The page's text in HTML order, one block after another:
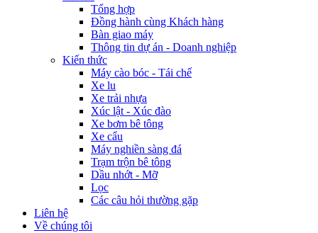
Tổng hợp
Đồng hành cùng Khách hàng
Bàn giao máy
Thông tin dự án - Doanh nghiệp
Kiến thức
Máy cào bóc - Tái chế
Xe lu
Xe trải nhựa
Xúc lật - Xúc đào
Xe bơm bê tông
Xe cẩu
Máy nghiền sàng đá
Trạm trộn bê tông
Dầu nhớt - Mỡ
Lọc
Các câu hỏi thường gặp
Liên hệ
Về chúng tôi